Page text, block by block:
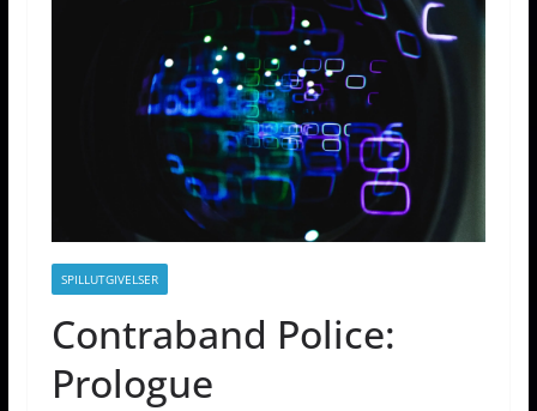
SPILLUTGIVELSER
Contraband Police:
Prologue